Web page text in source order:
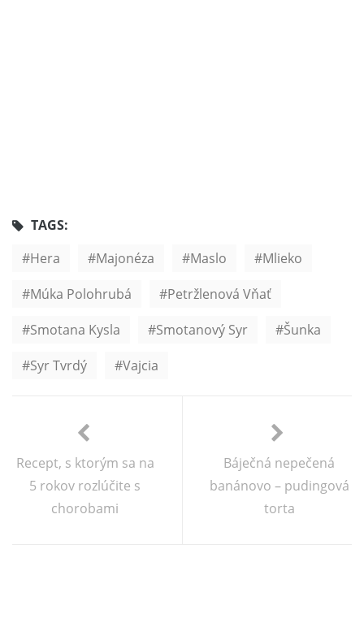
TAGS:
Hera
Majonéza Maslo
Mlieko
Múka Polohrubá
Petržlenová Vňať
Smotana Kysla
Smotanový Syr
Šunka
Syr Tvrdý
Vajcia
Recept, s ktorým sa na
5 rokov rozlúčite s
chorobami
Báječná nepečená
banánovo – pudingová
torta